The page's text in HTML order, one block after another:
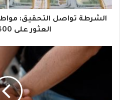
ا
إ
الشرطة تواصل التحقيق:
العثور على 400 ألف دولار